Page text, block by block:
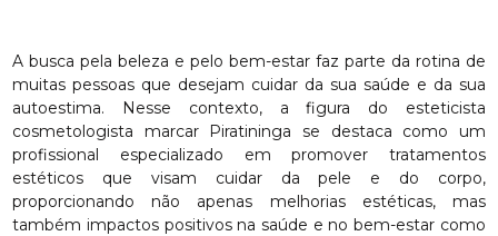
A busca pela beleza e pelo bem-estar faz parte da rotina de
muitas pessoas que desejam cuidar da sua saúde e da sua
autoestima. Nesse contexto, a figura do esteticista
cosmetologista marcar Piratininga se destaca como um
profissional especializado em promover tratamentos
estéticos que visam cuidar da pele e do corpo,
proporcionando não apenas melhorias estéticas, mas
também impactos positivos na saúde e no bem-estar como